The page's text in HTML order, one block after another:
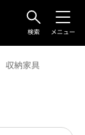
検索 メニュー
収納家具